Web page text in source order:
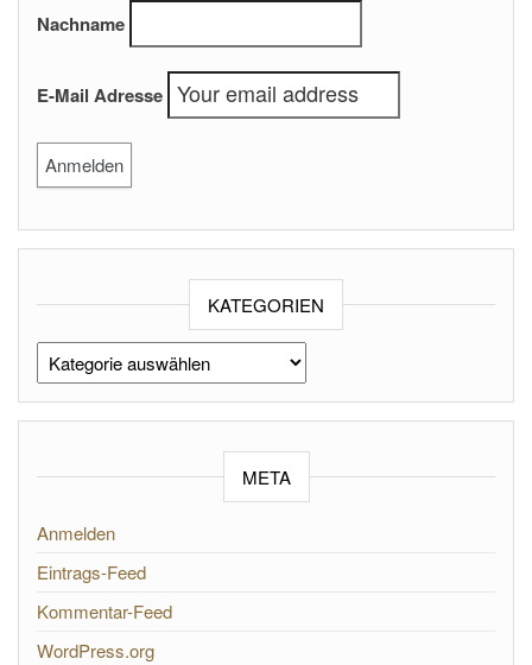
Nachname
E-Mail Adresse
KATEGORIEN
Kategorien
META
Anmelden
Eintrags-Feed
Kommentar-Feed
WordPress.org